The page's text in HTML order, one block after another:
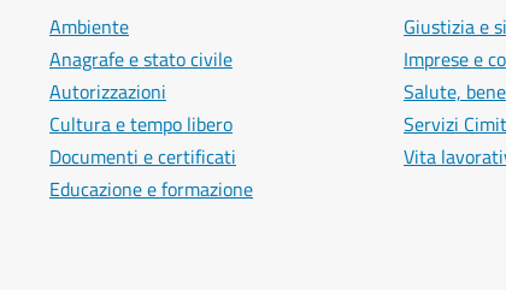
Ambiente
Anagrafe e stato civile
Autorizzazioni
Cultura e tempo libero
Documenti e certificati
Educazione e formazione
Giustizia e
Imprese e
Salute,
Servizi
Vita